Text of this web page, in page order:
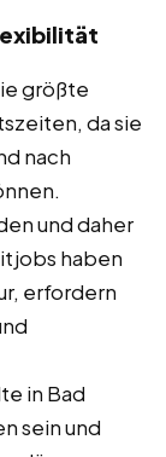
größte
da sie
nach
und daher
haben
erfordern
in Bad
sein und